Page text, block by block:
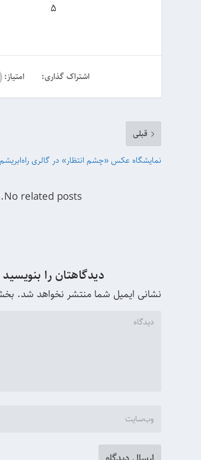
۵
اشتراک گذاری: امتیاز:
قبلی
نمایشگاه عکس «چشم انتظار» در گالری راه‌ابریشم
No related posts.
دیدگاهتان را بنویسید
نشانی ایمیل شما منتشر نخواهد شد.